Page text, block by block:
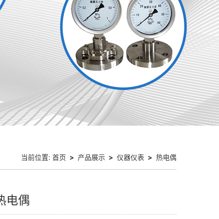
当前位置: 首页 > 产品展示 > 仪器仪表 > 热电偶
电偶